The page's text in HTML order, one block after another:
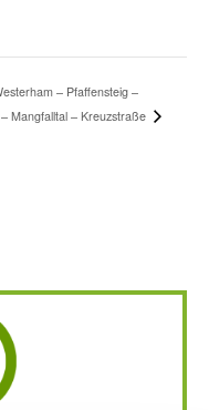
– Pfaffensteig –
Mangfalltal – Kreuzstraße